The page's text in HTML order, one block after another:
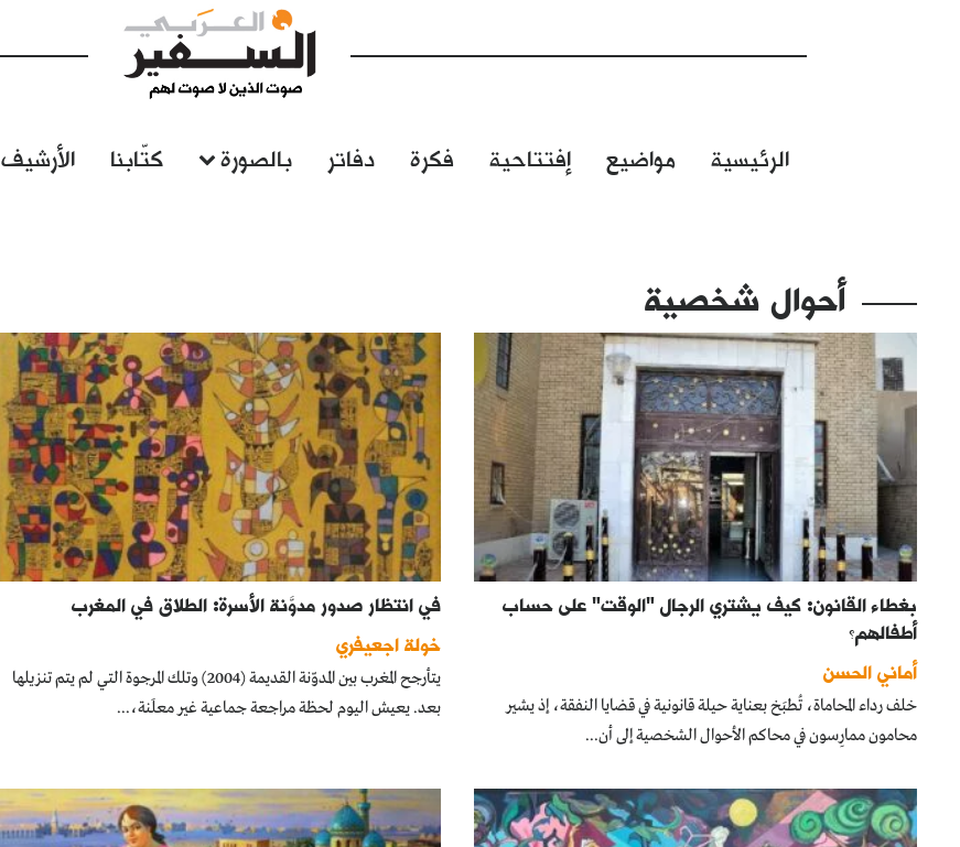
الرئيسية مواضيع إفتتاحية فكرة دفاتر بالصورة كتّابنا الأرشيف
أحوال شخصية
بغطاء القانون: كيف يشتري الرجال "الوقت" على حساب
أطفالهم؟
أماني الحسن
خلف رداء المحاماة، تُطبَخ بعناية حيلة قانونية في قضايا النفقة، إذ يشير
محامون ممارِسون في محاكم الأحوال الشخصية إلى أن...
في انتظار صدور مدوَّنة الأسرة: الطلاق في المغرب
خولة اجعيفري
يتأرجح المغرب بين المدوّنة القديمة (2004) وتلك المرجوة التي لم يتم تنزيلها
بعد. يعيش اليوم لحظة مراجعة جماعية غير معلَنة،...